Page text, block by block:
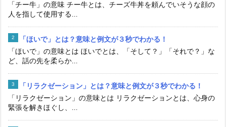
「チー牛」の意味 チー牛とは、チーズ牛丼を頼んでいそうな顔の
人を指して使用する...
「ほいで」とは？意味と例文が３秒でわかる！
「ほいで」の意味とは ほいでとは、「そして？」「それで？」な
ど、話の先を柔らか...
「リラクゼーション」とは？意味と例文が３秒でわかる！
「リラクゼーション」の意味とは リラクゼーションとは、心身の
緊張を解きほぐし、...